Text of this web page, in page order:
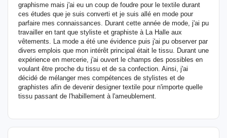
graphisme mais j'ai eu un coup de foudre pour le textile durant
ces études que je suis converti et je suis allé en mode pour
parfaire mes connaissances. Durant cette année de mode, j'ai pu
travailler en tant que styliste et graphiste à La Halle aux
vêtements. La mode a été une évidence puis j'ai pu observer par
divers emplois que mon intérêt principal était le tissu. Durant une
expérience en mercerie, j'ai ouvert le champs des possibles en
voulant être proche du tissu et de sa confection. Ainsi, j'ai
décidé de mélanger mes compétences de stylistes et de
graphistes afin de devenir designer textile pour n'importe quelle
tissu passant de l'habillement à l'ameublement.